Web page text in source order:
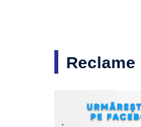
Reclame